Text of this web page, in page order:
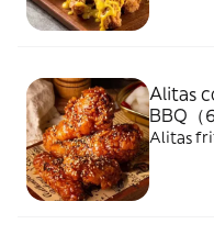
Alitas
BBQ（
Alitas